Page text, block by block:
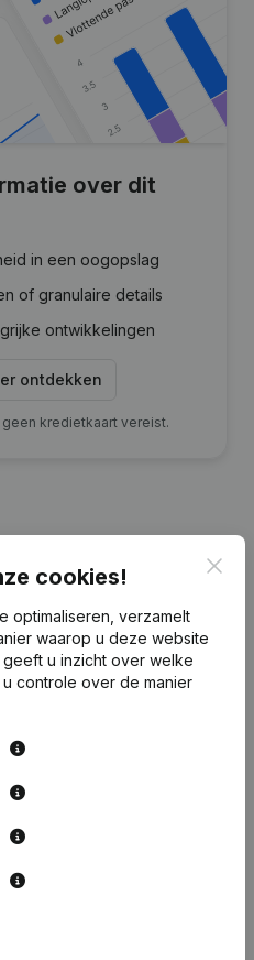
over dit
in een oogopslag
of granulaire details
ontwikkelingen
ontdekken
kredietkaart vereist.
2023 2022 2021
cookies!
optimaliseren, verzamelt
waarop u deze website
geeft u inzicht over welke
controle over de manier